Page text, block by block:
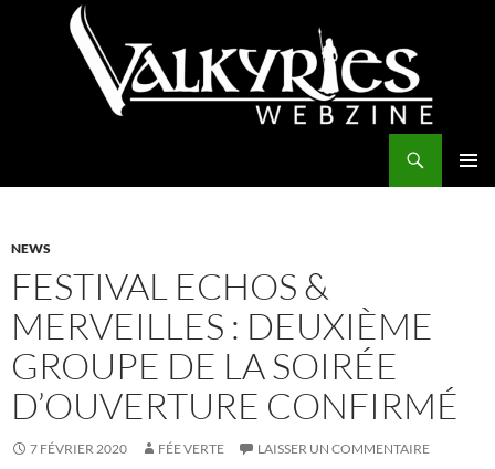
NEWS
FESTIVAL ECHOS &
MERVEILLES : DEUXIÈME
GROUPE DE LA SOIRÉE
D’OUVERTURE CONFIRMÉ
7 FÉVRIER 2020 FÉE VERTE LAISSER UN COMMENTAIRE